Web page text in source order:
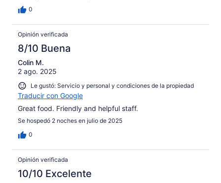
0
Opinión verificada
8/10 Buena
Colin M.
2 ago. 2025
Le gustó: Servicio y personal y condiciones de la propiedad
Traducir con Google
Great food. Friendly and helpful staff.
Se hospedó 2 noches en julio de 2025
0
Opinión verificada
10/10 Excelente